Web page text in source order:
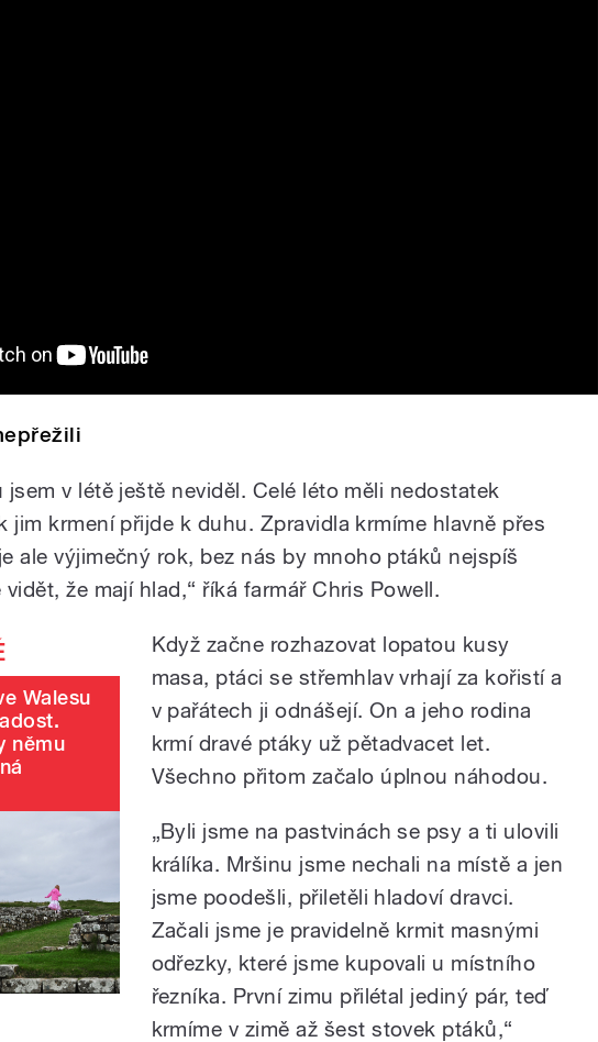
jsem v létě ještě neviděl. Celé léto měli nedostatek
jim krmení přijde k duhu. Zpravidla krmíme hlavně přes
ale výjimečný rok, bez nás by mnoho ptáků nejspíš
vidět, že mají hlad,“ říká farmář Chris Powell.
Walesu
němu
Když začne rozhazovat lopatou kusy
masa, ptáci se střemhlav vrhají za kořistí a
v pařátech ji odnášejí. On a jeho rodina
krmí dravé ptáky už pětadvacet let.
Všechno přitom začalo úplnou náhodou.
„Byli jsme na pastvinách se psy a ti ulovili
králíka. Mršinu jsme nechali na místě a jen
jsme poodešli, přiletěli hladoví dravci.
Začali jsme je pravidelně krmit masnými
odřezky, které jsme kupovali u místního
řezníka. První zimu přilétal jediný pár, teď
krmíme v zimě až šest stovek ptáků,“